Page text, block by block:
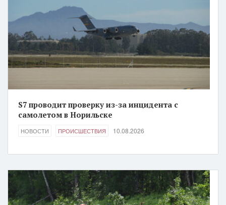
S7 проводит проверку из-за инцидента с
самолетом в Норильске
НОВОСТИ ПРОИСШЕСТВИЯ 10.08.2026